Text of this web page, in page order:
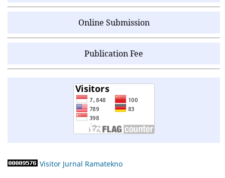
Online Submission
Publication Fee
Visitor Jurnal Ramatekno